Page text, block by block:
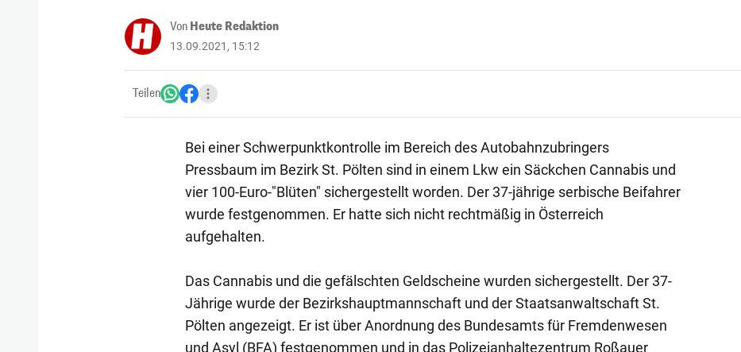
Von Heute Redaktion
13.09.2021, 15:12
Teilen
Bei einer Schwerpunktkontrolle im Bereich des Autobahnzubringers
Pressbaum im Bezirk St. Pölten sind in einem Lkw ein Säckchen Cannabis und
vier 100-Euro-"Blüten" sichergestellt worden. Der 37-jährige serbische Beifahrer
wurde festgenommen. Er hatte sich nicht rechtmäßig in Österreich
aufgehalten.
Das Cannabis und die gefälschten Geldscheine wurden sichergestellt. Der 37-
Jährige wurde der Bezirkshauptmannschaft und der Staatsanwaltschaft St.
Pölten angezeigt. Er ist über Anordnung des Bundesamts für Fremdenwesen
und Asyl (BFA) festgenommen und in das Polizeianhaltezentrum Roßauer